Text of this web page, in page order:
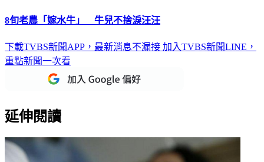
8旬老農「嫁水牛」 牛兒不捨淚汪汪
下載TVBS新聞APP，最新消息不漏接 加入TVBS新聞LINE，
重點新聞一次看
延伸閱讀